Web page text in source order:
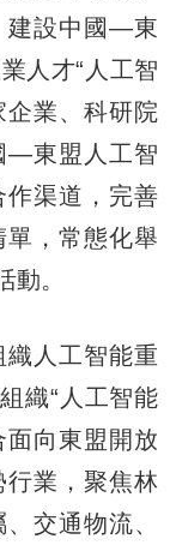
建設中國—東
人才“人工智
企業、科研院
—東盟人工智
作渠道，完善
，常態化舉
。
人工智能重
織“人工智能
面向東盟開放
行業，聚焦林
交通物流、